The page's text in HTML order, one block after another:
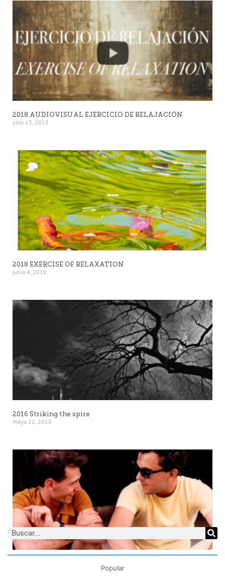
2018 AUDIOVISUAL EJERCICIO DE RELAJACIÓN
julio 13, 2018
2018 EXERCISE OF RELAXATION
junio 4, 2018
2016 Striking the spire
mayo 22, 2018
Popular